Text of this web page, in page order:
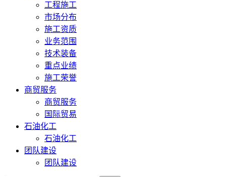
工程施工
市场分布
施工资质
业务范围
技术装备
重点业绩
施工荣誉
商贸服务
商贸服务
国际贸易
石油化工
石油化工
团队建设
团队建设